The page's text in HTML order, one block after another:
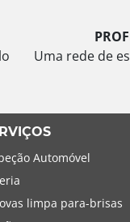
Uma rede de
Automóvel
limpa para-brisas